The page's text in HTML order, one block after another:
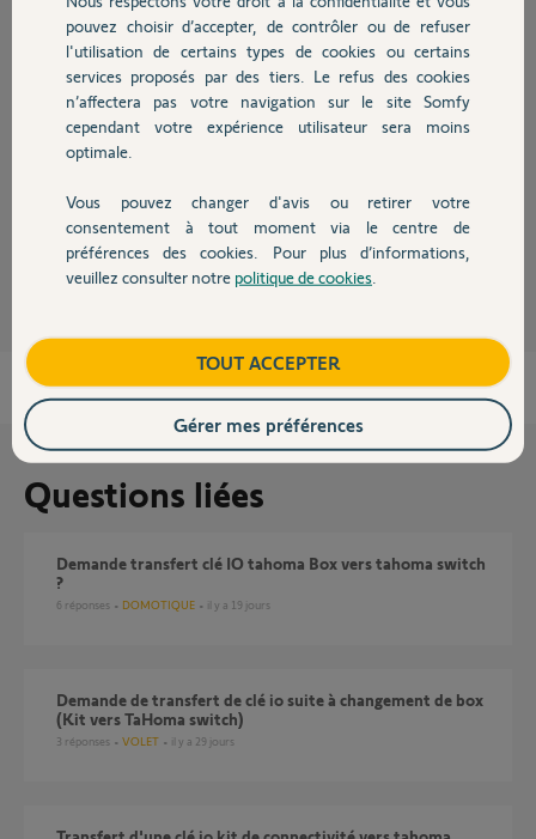
Chauffage
Autres produits
Devis avec un pro
Contact
Réponses
Il faut réinitialiser les moteurs pour effacer la clé de sécurité IO.
JACKY M. il y a plus d'un an
Questions liées
Demande transfert clé IO tahoma Box vers tahoma switch
?
6 réponses DOMOTIQUE il y a 19 jours
Demande de transfert de clé io suite à changement de box
(Kit vers TaHoma switch)
3 réponses VOLET il y a 29 jours
pouvez choisir d’accepter, de contrôler ou de refuser
l'utilisation de certains types de cookies ou certains
services proposés par des tiers. Le refus des cookies
n’affectera pas votre navigation sur le site Somfy
cependant votre expérience utilisateur sera moins
optimale.
Vous pouvez changer d'avis ou retirer votre
consentement à tout moment via le centre de
préférences des cookies. Pour plus d’informations,
veuillez consulter notre politique de cookies
TOUT ACCEPTER
Gérer mes préférences